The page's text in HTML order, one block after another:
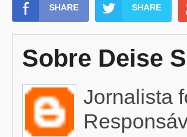
SHARE SHARE
Sobre Deise
Jornalista